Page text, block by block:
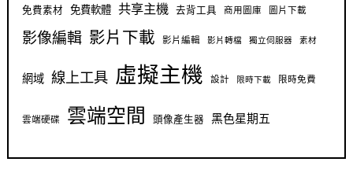
免費素材 免費軟體 共享主機 去背工具 商用圖庫 圖片下載
影像編輯 影片下載 影片編輯 影片轉檔 獨立伺服器 素材
網域 線上工具 虛擬主機 設計 限時下載 限時免費
雲端硬碟 雲端空間 頭像產生器 黑色星期五